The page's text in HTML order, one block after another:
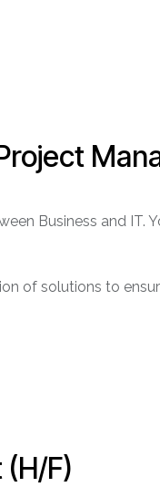
Business and IT.
of solutions to
F)